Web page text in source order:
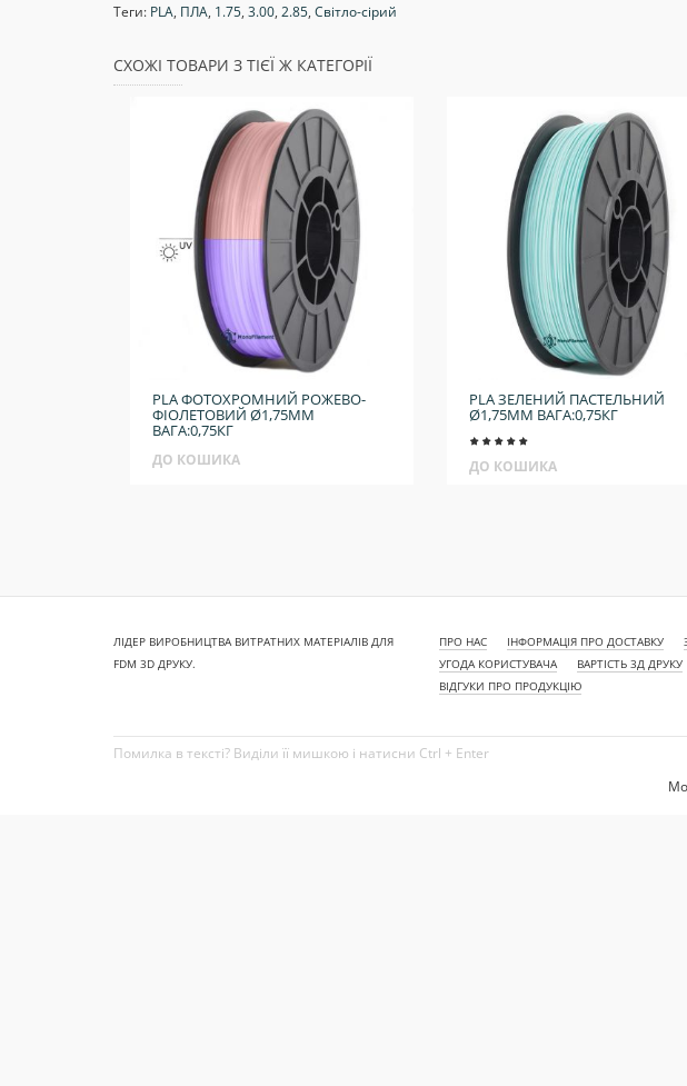
Теги: PLA, ПЛА, 1.75, 3.00, 2.85, Світло-сірий
СХОЖІ ТОВАРИ З ТІЄЇ Ж КАТЕГОРІЇ
PLA ФОТОХРОМНИЙ РОЖЕВО-
ФІОЛЕТОВИЙ Ø1,75ММ
ВАГА:0,75КГ
ДО КОШИКА
PLA ЗЕЛЕНИЙ ПАСТЕЛЬНИЙ
Ø1,75ММ ВАГА:0,75КГ
ДО КОШИКА
ЛІДЕР ВИРОБНИЦТВА ВИТРАТНИХ МАТЕРІАЛІВ ДЛЯ
FDM 3D ДРУКУ.
ПРО НАС ІНФОРМАЦІЯ ПРО ДОСТАВКУ
УГОДА КОРИСТУВАЧА
ВАРТІСТЬ 3Д ДРУКУ
ВІДГУКИ ПРО ПРОДУКЦІЮ
Помилка в тексті? Виділи її мишкою і натисни Ctrl + Enter